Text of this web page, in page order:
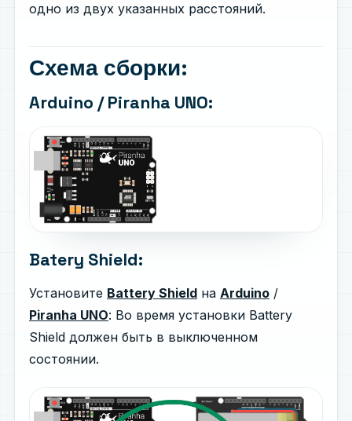
одно из двух указанных расстояний.
Схема сборки:
Arduino / Piranha UNO:
Batery Shield:
Установите Battery Shield на Arduino /
Piranha UNO: Во время установки Battery
Shield должен быть в выключенном
состоянии.